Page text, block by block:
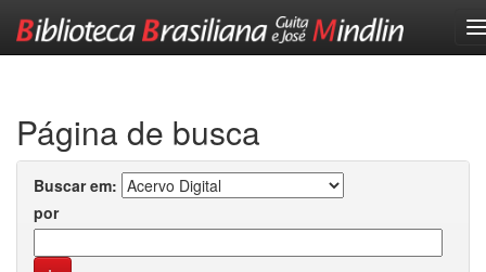
Página de busca
Buscar em:
por